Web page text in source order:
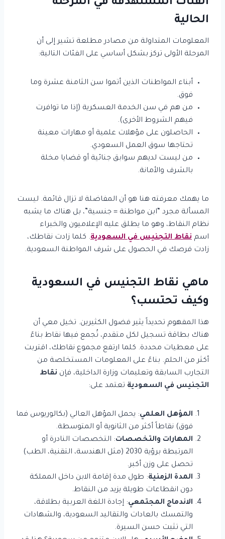
الفئات المستهدفة في المرحلة
الحالية
المعلومات المتداولة من مصادر مطلعة تشير إلى أن
المرحلة الأولى تركز بشكل أساسي على الفئات التالية:
أبناء المواطنات الذين أتموا سن الثامنة عشرة وما
فوق.
من هم في سن الخدمة العسكرية (إذا ما توافرت
فيهم الشروط الأخرى).
الحاصلون على مؤهلات علمية أو مهارات معينة
تحتاجها سوق العمل السعودي.
من ليست لديهم سوابق جنائية أو قضايا مخلة
بالشرف والأمانة.
ما يهمك معرفته هنا هو أن المفاضلة لا تزال قائمة. ليست
المسألة مجرد “ابن مواطنة = جنسية”، بل هناك ما يشبه
نظام النقاط، وهو ما يطلق عليه الإعلاميون والخبراء
اسم نقاط التجنيس في السعودية. كلما زادت نقاطك،
زادت فرصك في الحصول على شرف المواطنة السعودية.
ماهي نقاط التجنيس في السعودية
وكيف تحتسب؟
هذا المفهوم تحديداً يثير فضول الكثيرين. تخيل معي أن
هناك بطاقة تسجيل لكل متقدم، تُجمع فيها نقاط بناءً
على معطيات محددة. كلما ارتفع مجموع نقاطك، اقتربت
أكثر من الحلم. بناءً على المعلومات المستخلصة من
التجارب السابقة وتعليمات وزارة الداخلية، فإن نقاط
التجنيس في السعودية تعتمد على:
المؤهل العلمي: يحمل المؤهل العالي (بكالوريوس فما
فوق) نقاطاً أكثر من الثانوية أو المتوسطة.
المهارات والتخصصات: التخصصات النادرة أو
المرتبطة برؤية 2030 (مثل الهندسة، التقنية، الطب)
تحصل على وزن أكبر.
المدة الزمنية: طول مدة إقامة الابن داخل المملكة
دون انقطاعات طويلة يزيد من النقاط.
الاندماج المجتمعي: إجادة اللغة العربية بطلاقة،
والتمسك بالعادات والتقاليد السعودية، والشهادات
التي تثبت حسن السيرة.